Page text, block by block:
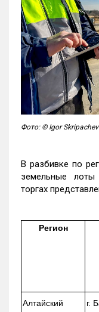
Фото: © Igor
В разбивке по
земельные
торгах
Регион
Алтайский
г.